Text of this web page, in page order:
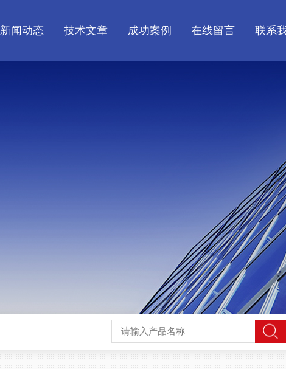
新闻动态 技术文章 成功案例 在线留言 联系